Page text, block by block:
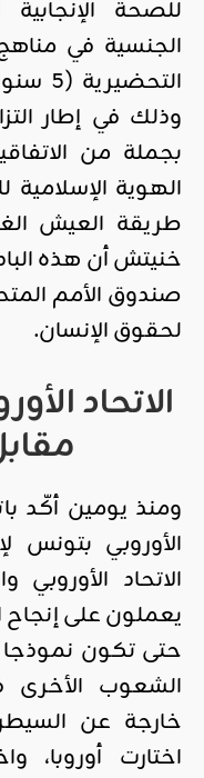
للصحة الإنجابية
الجنسية في
وذلك في إطار
بجملة من
الهوية
طريقة العيش
خنيتش أن هذه
صندوق الأمم
لحقوق الإنسان.
الاتحاد
ومنذ يومين أكّد
الأوروبي بتونس
الاتحاد الأوروبي
يعملون على إنجاح
حتى تكون نموذجا
الشعوب الأخرى
خارجة عن
اختارت أوروبا،